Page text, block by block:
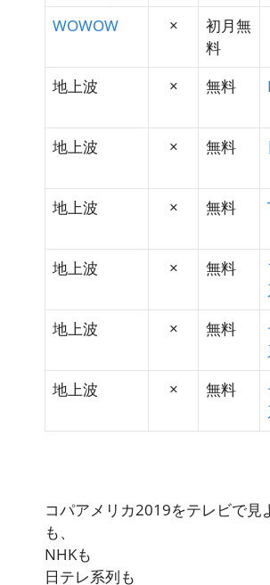
WOWOW ×
初月無
料
地上波
× 無料
地上波 × 無料
地上波 × 無料
地上波 × 無料
地上波
× 無料
地上波
× 無料
コパアメリカ2019をテレビで見
も、
NHKも
日テレ系列も